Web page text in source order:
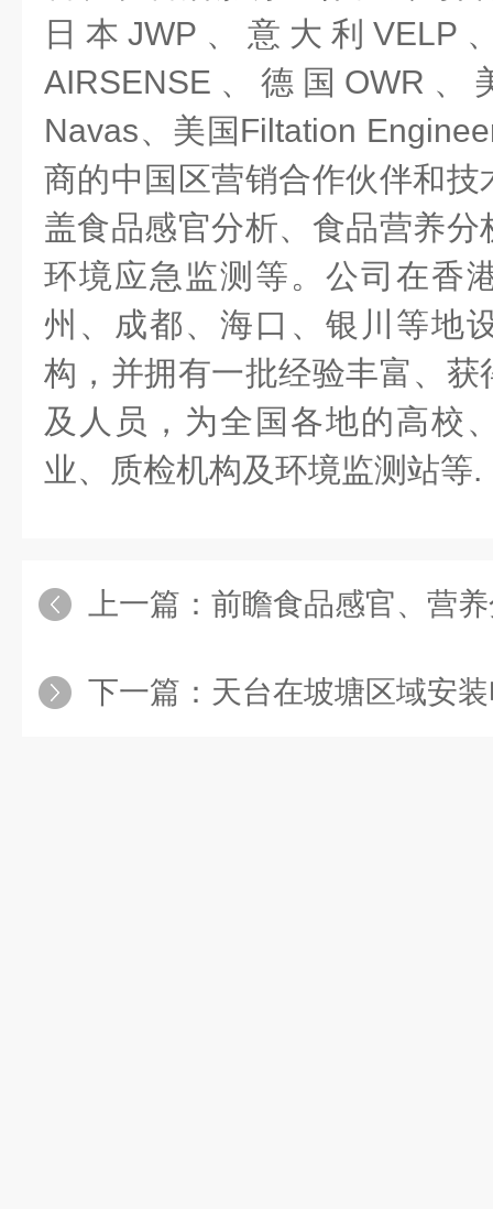
日本JWP、意大利VELP
AIRSENSE、德国OWR、
Navas、美国Filtation
商的中国区营销合作伙伴和
盖食品感官分析、食品营养
环境应急监测等。公司在香
州、成都、海口、银川等地
构，并拥有一批经验丰富、
及人员，为全国各地的高校
业、质检机构及环境监测站等.
上一篇： 前瞻食品感官、营养分
下一篇： 天台在坡塘区域安装